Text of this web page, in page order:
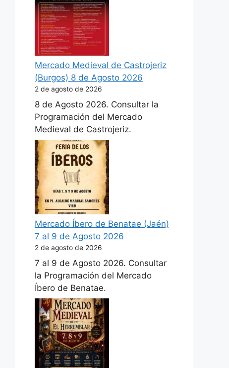
Mercado Medieval de Castrojeriz
(Burgos) 8 de Agosto 2026
2 de agosto de 2026
8 de Agosto 2026. Consultar la
Programación del Mercado
Medieval de Castrojeriz.
Mercado Íbero de Benatae (Jaén)
7 al 9 de Agosto 2026
2 de agosto de 2026
7 al 9 de Agosto 2026. Consultar
la Programación del Mercado
Íbero de Benatae.